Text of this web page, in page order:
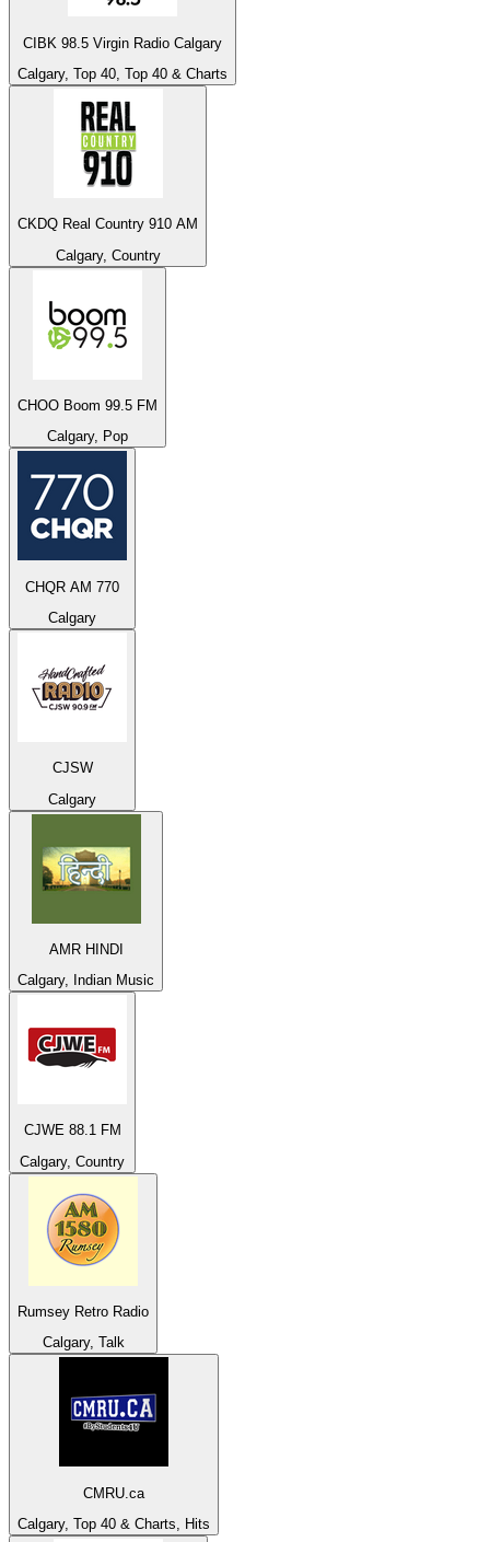
CIBK 98.5 Virgin Radio Calgary
Calgary, Top 40, Top 40 & Charts
CKDQ Real Country 910 AM
Calgary, Country
CHOO Boom 99.5 FM
Calgary, Pop
CHQR AM 770
Calgary
CJSW
Calgary
AMR HINDI
Calgary, Indian Music
CJWE 88.1 FM
Calgary, Country
Rumsey Retro Radio
Calgary, Talk
CMRU.ca
Calgary, Top 40 & Charts, Hits